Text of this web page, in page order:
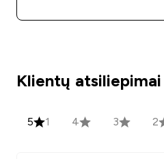
Klientų atsiliepimai
5 1 4 3 2